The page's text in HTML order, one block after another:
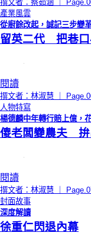
撰文者：蔡茹涵 ｜
產業風雲
從廚餘改起，誠記三步變
留英二代 把巷口
閱讀
撰文者：林淑慧 ｜
人物特寫
楊德麟中年轉行賠上億，
傻老闆變農夫 拚
閱讀
撰文者：林淑慧 ｜
封面故事
深度解讀
徐重仁閃退內幕